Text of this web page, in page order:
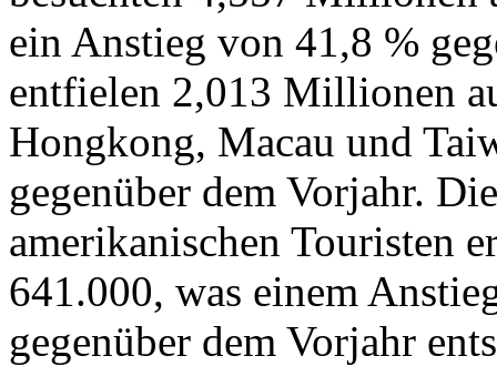
ein Anstieg von 41,8 %
entfielen 2,013 Millionen
Hongkong, Macau und
gegenüber dem Vorjahr.
amerikanischen Touristen
641.000, was einem
gegenüber dem Vorjahr